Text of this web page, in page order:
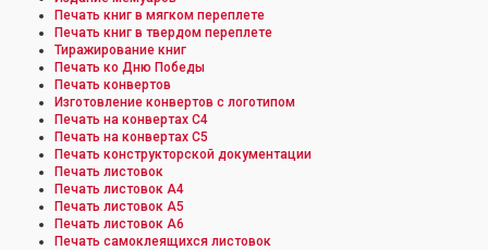
Печать книг в мягком переплете
Печать книг в твердом переплете
Тиражирование книг
Печать ко Дню Победы
Печать конвертов
Изготовление конвертов с логотипом
Печать на конвертах С4
Печать на конвертах С5
Печать конструкторской документации
Печать листовок
Печать листовок А4
Печать листовок А5
Печать листовок А6
Печать самоклеящихся листовок